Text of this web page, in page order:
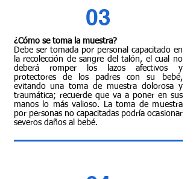
03
¿Cómo se toma la muestra?
Debe ser tomada por personal capacitado en
la recolección de sangre del talón, el cual no
deberá romper los lazos afectivos y
protectores de los padres con su bebé,
evitando una toma de muestra dolorosa y
traumática; recuerde que va a poner en sus
manos lo más valioso. La toma de muestra
por personas no capacitadas podría ocasionar
severos daños al bebé.